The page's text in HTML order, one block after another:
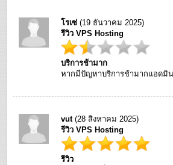
โรเซ่ (19 ธันวาคม 2025)
รีวิว VPS Hosting
บริการช้ามาก
หากมีปัญหาบริการช้ามากแอดมิ
vut (28 สิงหาคม 2025)
รีวิว VPS Hosting
รีวิว